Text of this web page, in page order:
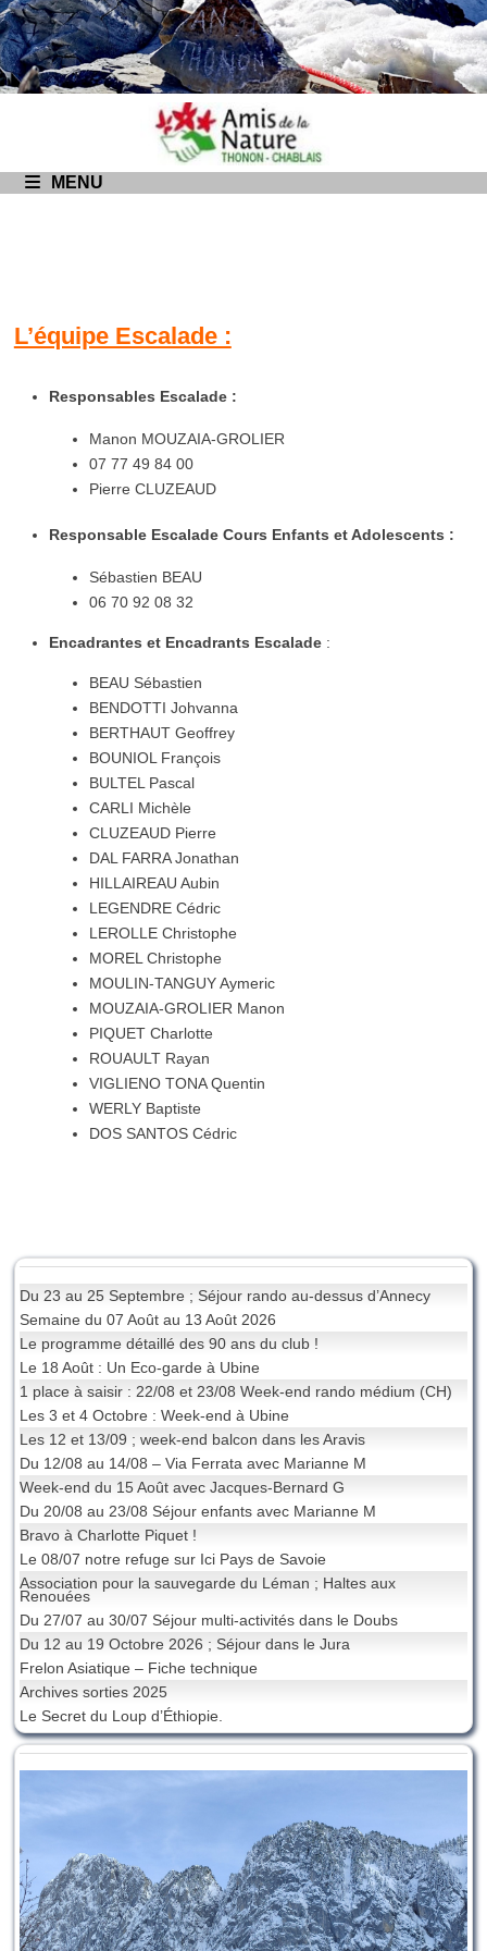
Passer
MENU
L’équipe Escalade :
Responsables Escalade :
Manon MOUZAIA-GROLIER
07 77 49 84 00
Pierre CLUZEAUD
Responsable Escalade Cours Enfants et Adolescents :
Sébastien BEAU
06 70 92 08 32
Encadrantes et Encadrants Escalade:
BEAU Sébastien
BENDOTTI Johvanna
BERTHAUT Geoffrey
BOUNIOL François
BULTEL Pascal
CARLI Michèle
CLUZEAUD Pierre
DAL FARRA Jonathan
HILLAIREAU Aubin
LEGENDRE Cédric
LEROLLE Christophe
MOREL Christophe
MOULIN-TANGUY Aymeric
MOUZAIA-GROLIER Manon
PIQUET Charlotte
ROUAULT Rayan
VIGLIENO TONA Quentin
WERLY Baptiste
DOS SANTOS Cédric
Du 23 au 25 Septembre ; Séjour rando au-dessus d’Annecy
Semaine du 07 Août au 13 Août 2026
Le programme détaillé des 90 ans du club !
Le 18 Août : Un Eco-garde à Ubine
1 place à saisir : 22/08 et 23/08 Week-end rando médium (CH)
Les 3 et 4 Octobre : Week-end à Ubine
Les 12 et 13/09 ; week-end balcon dans les Aravis
Du 12/08 au 14/08 – Via Ferrata avec Marianne M
Week-end du 15 Août avec Jacques-Bernard G
Du 20/08 au 23/08 Séjour enfants avec Marianne M
Bravo à Charlotte Piquet !
Le 08/07 notre refuge sur Ici Pays de Savoie
Association pour la sauvegarde du Léman ; Haltes aux
Renouées
Du 27/07 au 30/07 Séjour multi-activités dans le Doubs
Du 12 au 19 Octobre 2026 ; Séjour dans le Jura
Frelon Asiatique – Fiche technique
Archives sorties 2025
Le Secret du Loup d’Éthiopie.